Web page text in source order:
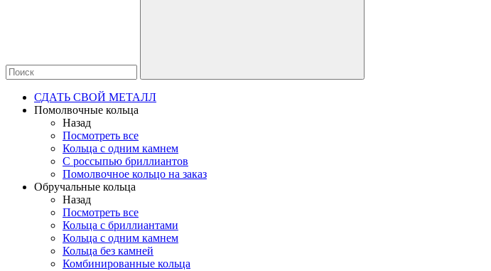
СДАТЬ СВОЙ МЕТАЛЛ
Помолвочные кольца
Назад
Посмотреть все
Кольца с одним камнем
С россыпью бриллиантов
Помолвочное кольцо на заказ
Обручальные кольца
Назад
Посмотреть все
Кольца с бриллиантами
Кольца с одним камнем
Кольца без камней
Комбинированные кольца